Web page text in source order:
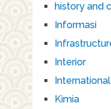
history and
Informasi
Interior
Kimia